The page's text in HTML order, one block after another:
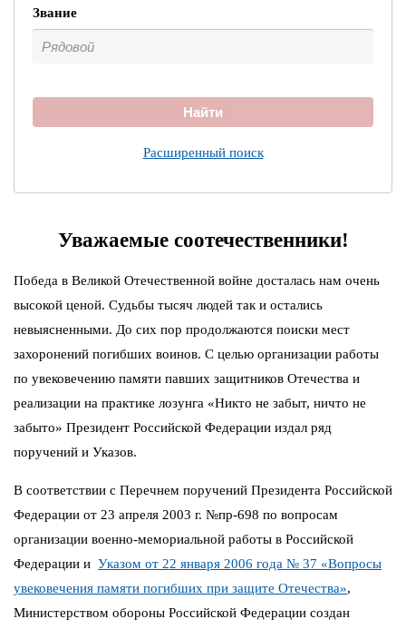
Звание
Найти
Расширенный поиск
Уважаемые соотечественники!
Победа в Великой Отечественной войне досталась нам очень
высокой ценой. Судьбы тысяч людей так и остались
невыясненными. До сих пор продолжаются поиски мест
захоронений погибших воинов. С целью организации работы
по увековечению памяти павших защитников Отечества и
реализации на практике лозунга «Никто не забыт, ничто не
забыто» Президент Российской Федерации издал ряд
поручений и Указов.
В соответствии с Перечнем поручений Президента Российской
Федерации от 23 апреля 2003 г. №пр-698 по вопросам
организации военно-мемориальной работы в Российской
Федерации и Указом от 22 января 2006 года № 37 «Вопросы
увековечения памяти погибших при защите Отечества»,
Министерством обороны Российской Федерации создан